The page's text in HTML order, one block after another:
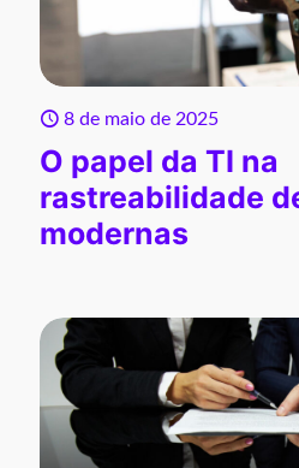
8 de maio de 2025
O papel da TI na
rastreabilidade
modernas